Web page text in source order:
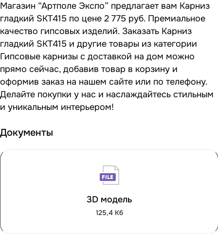
Магазин “Артполе Экспо” предлагает вам Карниз
гладкий SKT415 по цене 2 775 руб. Премиальное
качество гипсовых изделий. Заказать Карниз
гладкий SKT415 и другие товары из категории
Гипсовые карнизы с доставкой на дом можно
прямо сейчас, добавив товар в корзину и
оформив заказ на нашем сайте или по телефону.
Делайте покупки у нас и наслаждайтесь стильным
и уникальным интерьером!
Документы
3D модель
125,4 Кб